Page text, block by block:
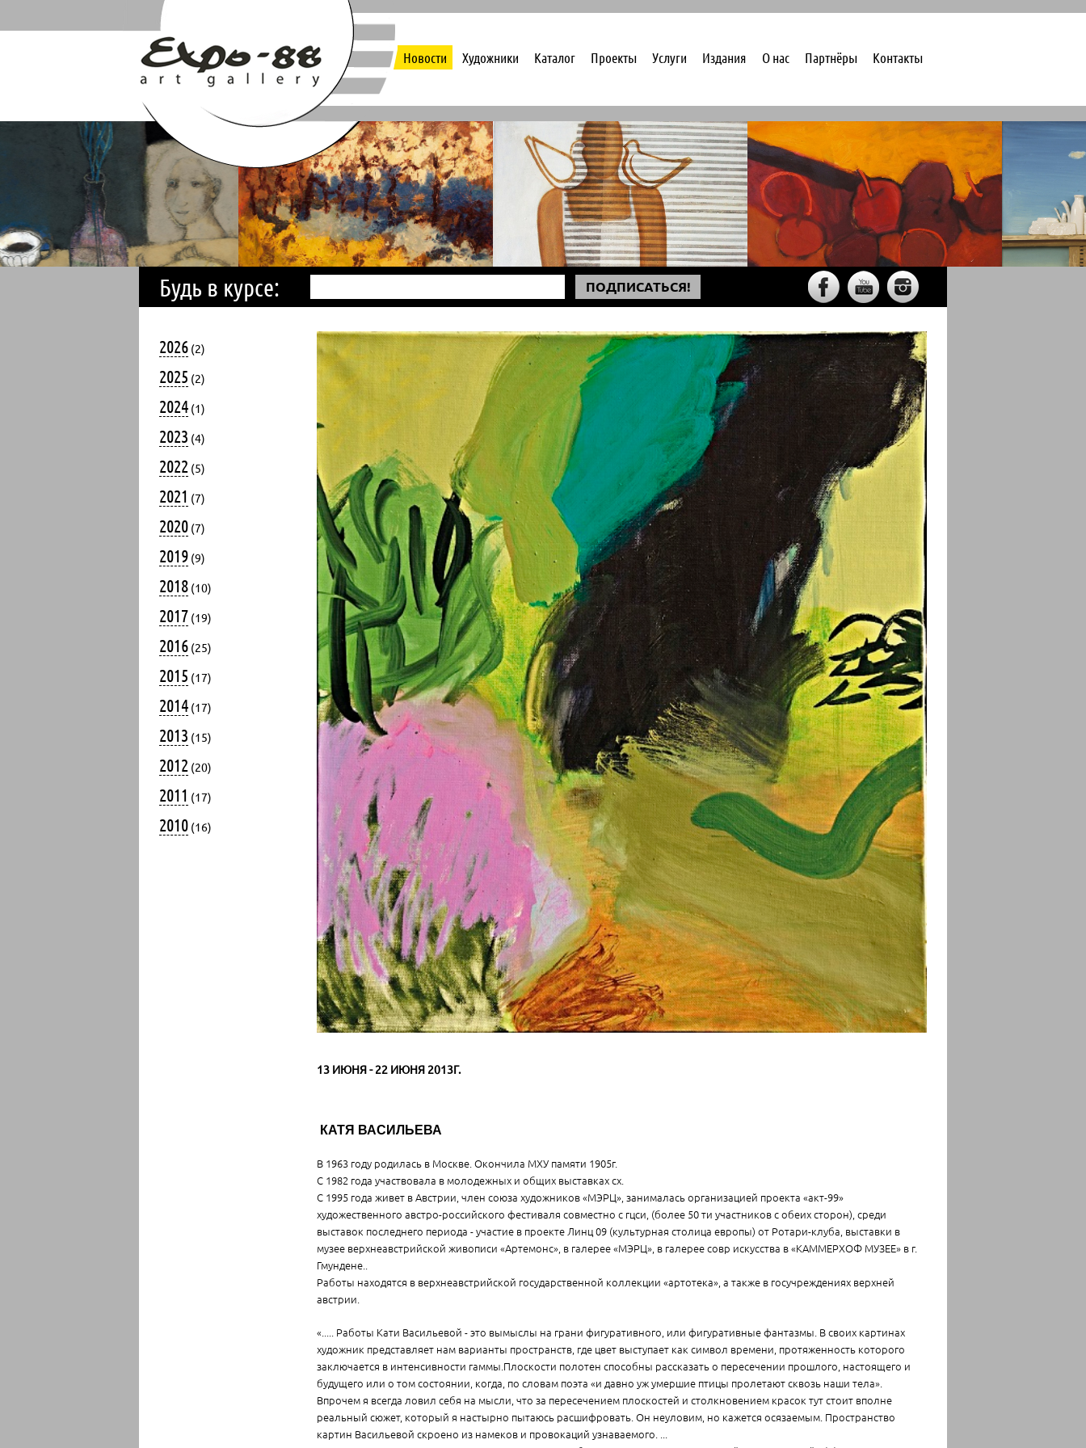
Новости Художники Каталог Проекты Услуги Издания О нас Партнёры Контакты
Будь в курсе: ПОДПИСАТЬСЯ!
2026 (2)
2025 (2)
2024 (1)
2023 (4)
2022 (5)
2021 (7)
2020 (7)
2019 (9)
2018 (10)
2017 (19)
2016 (25)
2015 (17)
2014 (17)
2013 (15)
2012 (20)
2011 (17)
2010 (16)
13 ИЮНЯ - 22 ИЮНЯ 2013Г.
КАТЯ ВАСИЛЬЕВА
В 1963 году родилась в Москве. Окончила МХУ памяти 1905г.
С 1982 года участвовала в молодежных и общих выставках сх.
С 1995 года живет в Австрии, член союза художников «МЭРЦ», занималась организацией проекта «акт-99»
художественного австро-российского фестиваля совместно с гцси, (более 50 ти участников с обеих сторон), среди
выставок последнего периода - участие в проекте Линц 09 (культурная столица европы) от Ротари-клуба, выставки в
музее верхнеавстрийской живописи «Артемонс», в галерее «МЭРЦ», в галерее совр искусства в «КАММЕРХОФ МУЗЕЕ» в г.
Гмундене..
Работы находятся в верхнеавстрийской государственной коллекции «артотека», а также в госучреждениях верхней
австрии.
«..... Работы Кати Васильевой - это вымыслы на грани фигуративного, или фигуративные фантазмы. В своих картинах
художник представляет нам варианты пространств, где цвет выступает как символ времени, протяженность которого
заключается в интенсивности гаммы.Плоскости полотен способны рассказать о пересечении прошлого, настоящего и
будущего или о том состоянии, когда, по словам поэта «и давно уж умершие птицы пролетают сквозь наши тела».
Впрочем я всегда ловил себя на мысли, что за пересечением плоскостей и столкновением красок тут стоит вполне
реальный сюжет, который я настырно пытаюсь расшифровать. Он неуловим, но кажется осязаемым. Пространство
картин Васильевой скроено из намеков и провокаций узнаваемого. ...